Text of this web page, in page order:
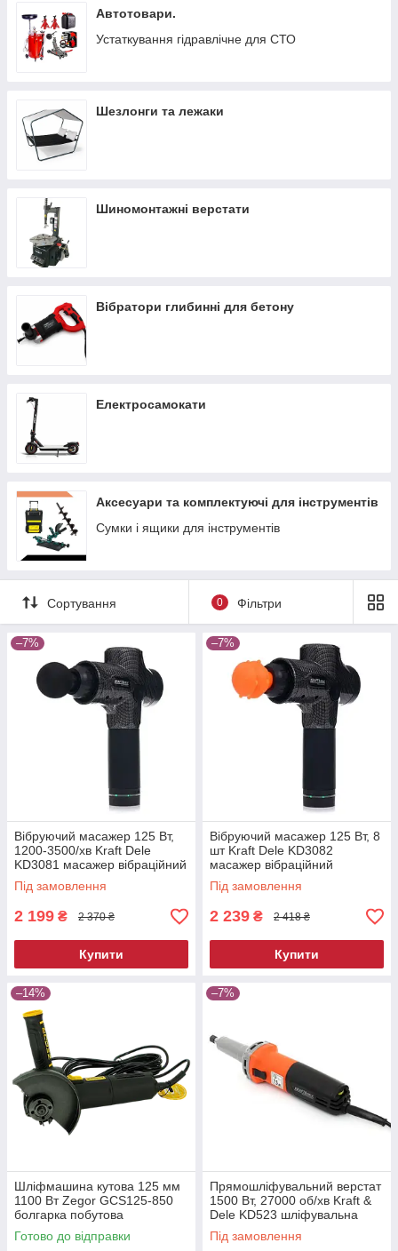
Автотовари.
Устаткування гідравлічне для СТО
Шезлонги та лежаки
Шиномонтажні верстати
Вібратори глибинні для бетону
Електросамокати
Аксесуари та комплектуючі для інструментів
Сумки і ящики для інструментів
Сортування 0 Фільтри
–7%
Вібруючий масажер 125 Вт,
1200-3500/хв Kraft Dele
KD3081 масажер вібраційний
Під замовлення
2 199 ₴ 2 370 ₴
Купити
–7%
Вібруючий масажер 125 Вт, 8
шт Kraft Dele KD3082
масажер вібраційний
Під замовлення
2 239 ₴ 2 418 ₴
Купити
–14%
Шліфмашина кутова 125 мм
1100 Вт Zegor GCS125-850
болгарка побутова
електрична для різання та
шліфування
Готово до відправки
–7%
Прямошліфувальний верстат
1500 Вт, 27000 об/хв Kraft &
Dele KD523 шліфувальна
машина пряма
Під замовлення